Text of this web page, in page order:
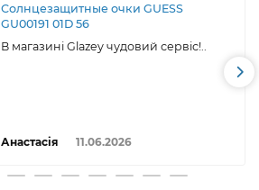
Солнцезащитные очки GUESS
GU00191 01D 56
В магазині Glazey чудовий сервіс!..
Анастасія 11.06.2026